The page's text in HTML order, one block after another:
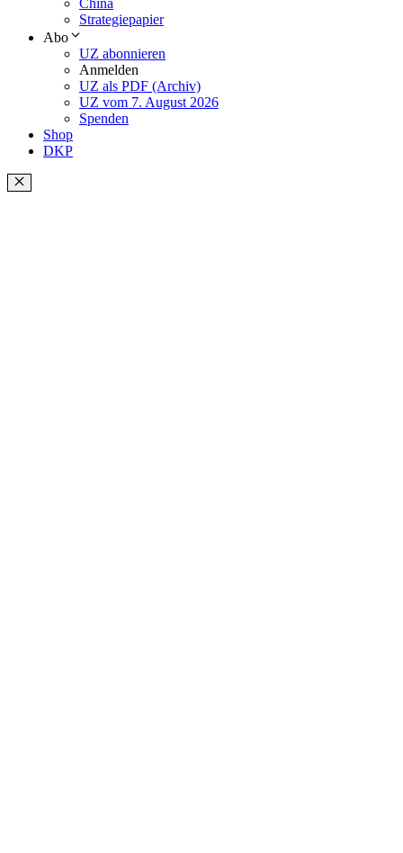
Strategiepapier
Abo
UZ abonnieren
Anmelden
UZ als PDF (Archiv)
UZ vom 7. August 2026
Spenden
Shop
DKP
Schließen